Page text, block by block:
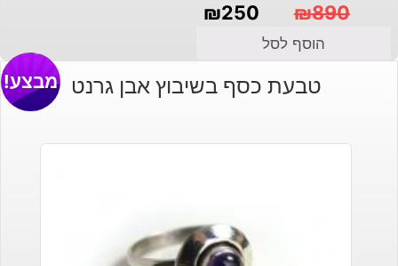
₪890
המקורי
₪250
הנוכחי
הוסף לסל
טבעת כסף בשיבוץ אבן גרנט מבצע!